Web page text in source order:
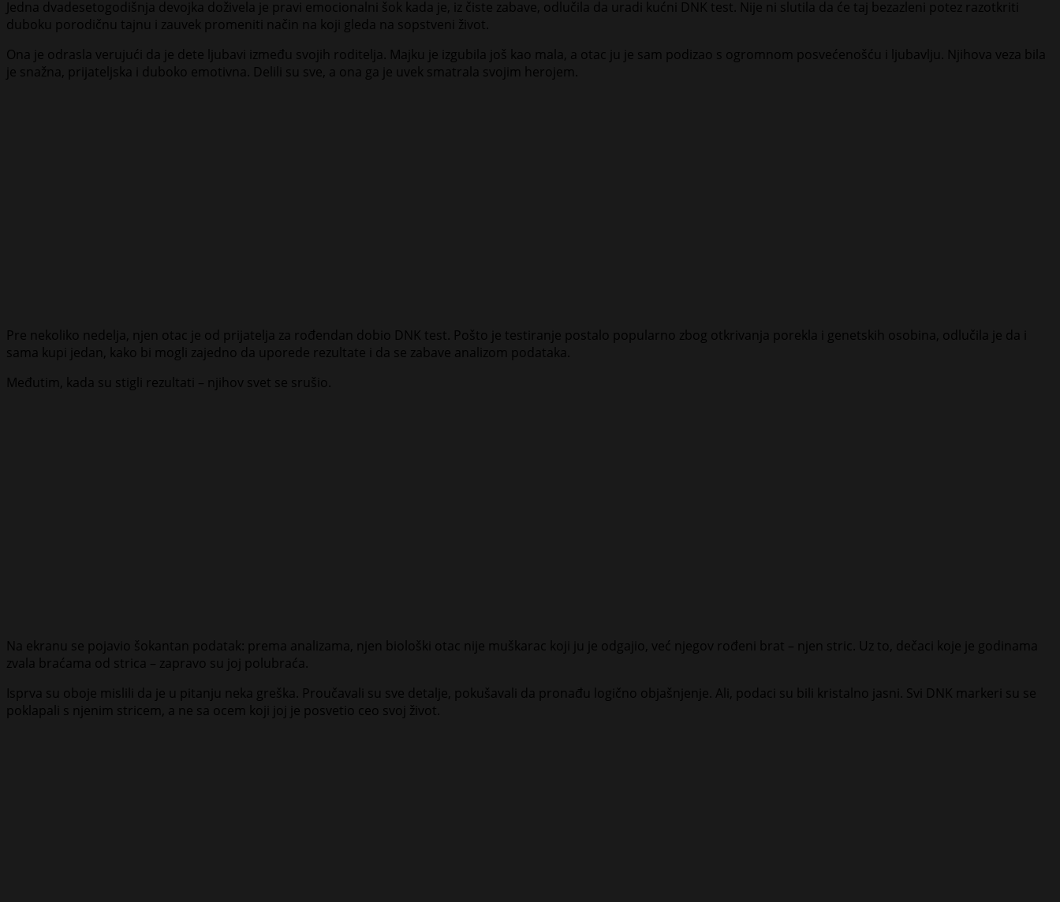
Jedna dvadesetogodišnja devojka doživela je pravi emocionalni šok kada je, iz čiste zabave, odlučila da uradi kućni DNK test. Nije ni slutila da će taj bezazleni potez razotkriti
duboku porodičnu tajnu i zauvek promeniti način na koji gleda na sopstveni život.
Ona je odrasla verujući da je dete ljubavi između svojih roditelja. Majku je izgubila još kao mala, a otac ju je sam podizao s ogromnom posvećenošću i ljubavlju. Njihova veza bila
je snažna, prijateljska i duboko emotivna. Delili su sve, a ona ga je uvek smatrala svojim herojem.
Pre nekoliko nedelja, njen otac je od prijatelja za rođendan dobio DNK test. Pošto je testiranje postalo popularno zbog otkrivanja porekla i genetskih osobina, odlučila je da i
sama kupi jedan, kako bi mogli zajedno da uporede rezultate i da se zabave analizom podataka.
Međutim, kada su stigli rezultati – njihov svet se srušio.
Na ekranu se pojavio šokantan podatak: prema analizama, njen biološki otac nije muškarac koji ju je odgajio, već njegov rođeni brat – njen stric. Uz to, dečaci koje je godinama
zvala braćama od strica – zapravo su joj polubraća.
Isprva su oboje mislili da je u pitanju neka greška. Proučavali su sve detalje, pokušavali da pronađu logično objašnjenje. Ali, podaci su bili kristalno jasni. Svi DNK markeri su se
poklapali s njenim stricem, a ne sa ocem koji joj je posvetio ceo svoj život.